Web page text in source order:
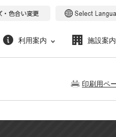
利用案内 施設案内
印刷用ペ